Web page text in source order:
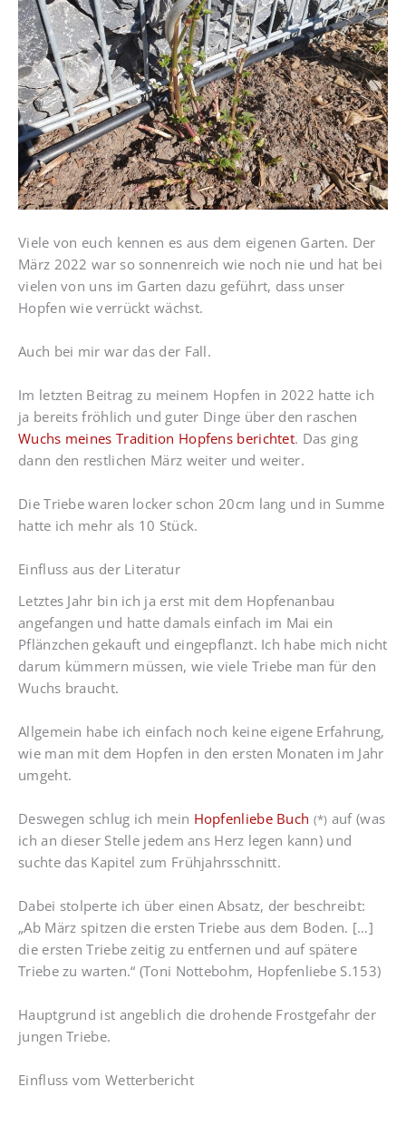
Viele von euch kennen es aus dem eigenen Garten. Der
März 2022 war so sonnenreich wie noch nie und hat bei
vielen von uns im Garten dazu geführt, dass unser
Hopfen wie verrückt wächst.
Auch bei mir war das der Fall.
Im letzten Beitrag zu meinem Hopfen in 2022 hatte ich
ja bereits fröhlich und guter Dinge über den raschen
Wuchs meines Tradition Hopfens berichtet. Das ging
dann den restlichen März weiter und weiter.
Die Triebe waren locker schon 20cm lang und in Summe
hatte ich mehr als 10 Stück.
Einfluss aus der Literatur
Letztes Jahr bin ich ja erst mit dem Hopfenanbau
angefangen und hatte damals einfach im Mai ein
Pflänzchen gekauft und eingepflanzt. Ich habe mich nicht
darum kümmern müssen, wie viele Triebe man für den
Wuchs braucht.
Allgemein habe ich einfach noch keine eigene Erfahrung,
wie man mit dem Hopfen in den ersten Monaten im Jahr
umgeht.
Deswegen schlug ich mein Hopfenliebe Buch (*) auf (was
ich an dieser Stelle jedem ans Herz legen kann) und
suchte das Kapitel zum Frühjahrsschnitt.
Dabei stolperte ich über einen Absatz, der beschreibt:
„Ab März spitzen die ersten Triebe aus dem Boden. […]
die ersten Triebe zeitig zu entfernen und auf spätere
Triebe zu warten.“ (Toni Nottebohm, Hopfenliebe S.153)
Hauptgrund ist angeblich die drohende Frostgefahr der
jungen Triebe.
Einfluss vom Wetterbericht